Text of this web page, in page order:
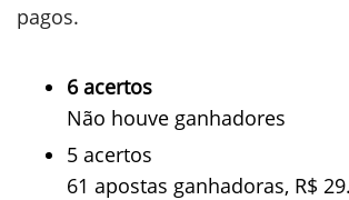
pagos.
6 acertos
Não houve ganhadores
5 acertos
61 apostas ganhadoras, R$